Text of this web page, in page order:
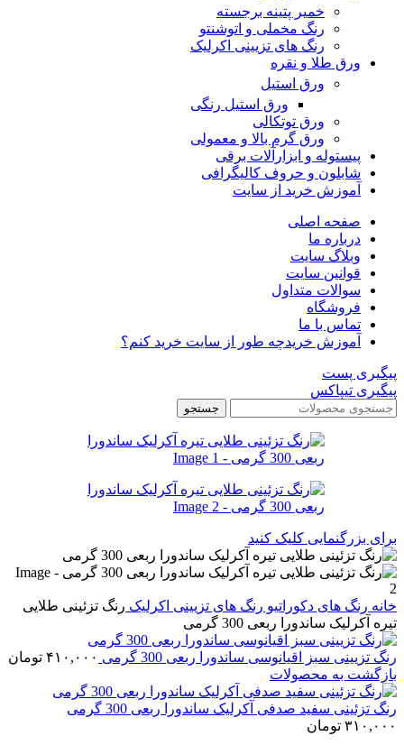
خمیر پتینه برجسته
رنگ مخملی و اتوشنتو
رنگ های تزیینی اکرلیک
ورق طلا و نقره
ورق استیل
ورق استیل رنگی
ورق توتکالی
ورق گرم بالا و معمولی
پیستوله و ابزارآلات برقی
شابلون و حروف کالیگرافی
آموزش خرید از سایت
صفحه اصلی
درباره ما
وبلاگ سایت
قوانین سایت
سوالات متداول
فروشگاه
تماس با ما
آموزش خریدچه طور از سایت خرید کنم؟
پیگیری پست
پیگیری تیپاکس
جستجو
برای بزرگنمایی کلیک کنید
خانه رنگ های دکوراتیو رنگ های تزیینی اکرلیک رنگ‌ تزئینی طلایی
تیره آکرلیک ساندورا ربعی 300 گرمی
رنگ‌ تزیینی سبز اقیانوسی ساندورا ربعی 300 گرمی ۴۱۰,۰۰۰ تومان
بازگشت به محصولات
رنگ تزئینی سفید صدفی آکرلیک ساندورا ربعی 300 گرمی
۳۱۰,۰۰۰ تومان